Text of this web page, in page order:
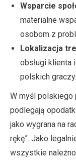
Wsparcie
materialne
osobom z
Lokalizacja
obsługi klienta
polskich graczy.
W myśl polskiego
podlegają
jako wygrana na
rękę”. Jako
wszystkie